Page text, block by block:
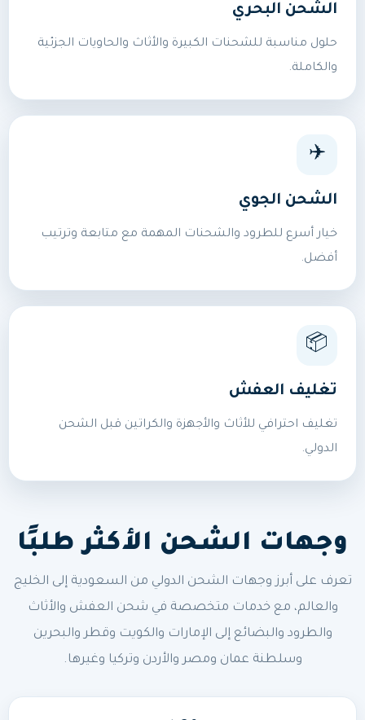
الشحن البحري
حلول مناسبة للشحنات الكبيرة والأثاث والحاويات الجزئية
والكاملة.
✈️
الشحن الجوي
خيار أسرع للطرود والشحنات المهمة مع متابعة وترتيب
أفضل.
📦
تغليف العفش
تغليف احترافي للأثاث والأجهزة والكراتين قبل الشحن
الدولي.
وجهات الشحن الأكثر طلبًا
تعرف على أبرز وجهات الشحن الدولي من السعودية إلى الخليج
والعالم، مع خدمات متخصصة في شحن العفش والأثاث
والطرود والبضائع إلى الإمارات والكويت وقطر والبحرين
وسلطنة عمان ومصر والأردن وتركيا وغيرها.